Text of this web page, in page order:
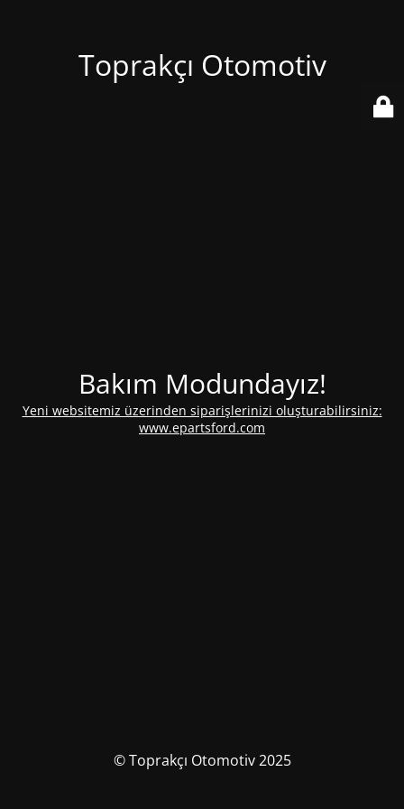
Toprakçı Otomotiv
Bakım Modundayız!
Yeni websitemiz üzerinden siparişlerinizi oluşturabilirsiniz:
www.epartsford.com
© Toprakçı Otomotiv 2025